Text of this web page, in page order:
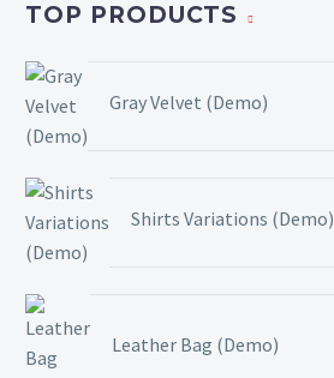
TOP PRODUCTS
Gray Velvet (Demo)
Shirts Variations (Demo)
Leather Bag (Demo)